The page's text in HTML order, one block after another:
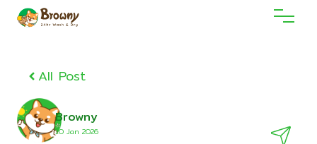
All Post
Browny
1O Jan 2O26